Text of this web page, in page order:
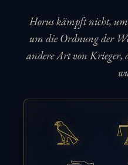
Horus kämpft nicht,
um die Ordnung der
andere Art von Krieger,
𓅃